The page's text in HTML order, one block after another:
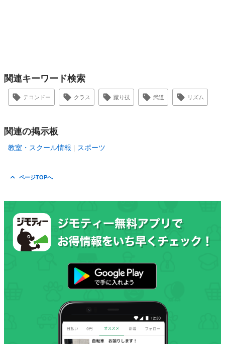
関連キーワード検索
テコンドー クラス 蹴り技 武道 リズム
関連の掲示板
教室・スクール情報 スポーツ
ページTOPへ